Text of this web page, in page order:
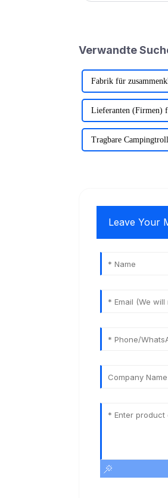
Verwandte
Fabrik für
Lieferanten (Firmen)
Tragbare
Leave Your